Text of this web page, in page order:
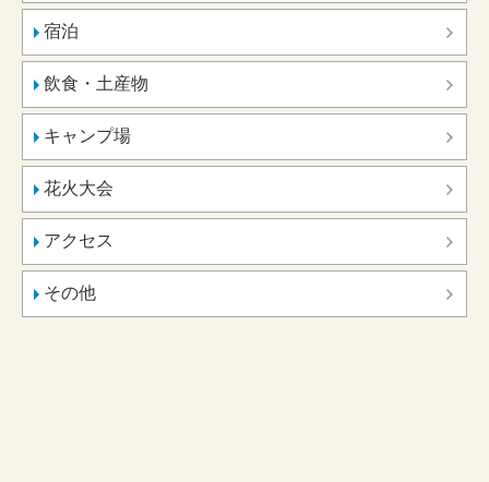
宿泊
飲食・土産物
キャンプ場
花火大会
アクセス
その他